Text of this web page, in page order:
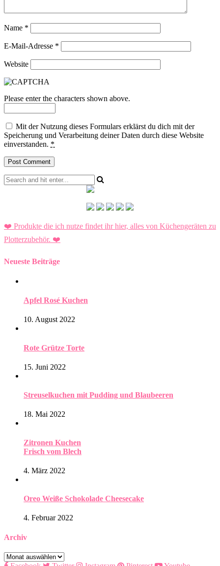
Name *
E-Mail-Adresse *
Website
Please enter the characters shown above.
Mit der Nutzung dieses Formulars erklärst du dich mit der
Speicherung und Verarbeitung deiner Daten durch diese Website
einverstanden. *
❤️ Produkte die ich nutze findet ihr hier, alles von Küchengeräten zu
Plotterzubehör. ❤️
Neueste Beiträge
Apfel Rosé Kuchen
10. August 2022
Rote Grütze Torte
15. Juni 2022
Streuselkuchen mit Pudding und Blaubeeren
18. Mai 2022
Zitronen Kuchen
Frisch vom Blech
4. März 2022
Oreo Weiße Schokolade Cheesecake
4. Februar 2022
Archiv
Archiv